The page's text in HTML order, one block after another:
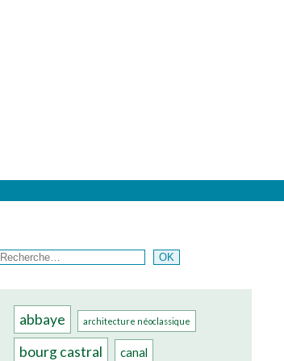
Rechercher OK
abbaye architecture néoclassique
bourg castral canal